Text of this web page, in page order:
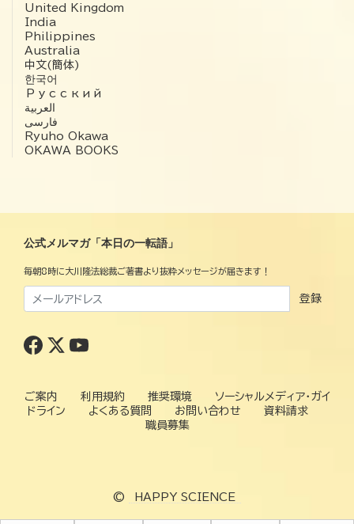
United Kingdom
India
Philippines
Australia
中文(簡体)
한국어
Русский
العربية‏
فارسی
Ryuho Okawa
OKAWA BOOKS
公式メルマガ「本日の一転語」
毎朝8時に大川隆法総裁ご著書より抜粋メッセージが届きます！
登録
ご案内 利用規約 推奨環境
ソーシャルメディア・ガイ
ドライン
よくある質問 お問い合わせ
資料請求
職員募集
© HAPPY SCIENCE